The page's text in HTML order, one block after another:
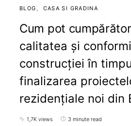
BLOG CASA SI GRADINA
Cum pot
calitatea și
construcției în
finalizarea
rezidențiale noi din
1,7K views 3 minute read